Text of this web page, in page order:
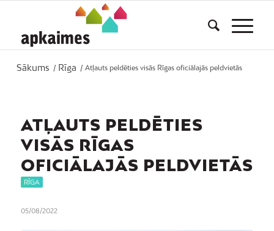
Sākums / Rīga / Atļauts peldēties visās Rīgas oficiālajās peldvietās
ATĻAUTS PELDĒTIES
VISĀS RĪGAS
OFICIĀLAJĀS PELDVIETĀS
RĪGA
05/08/2022